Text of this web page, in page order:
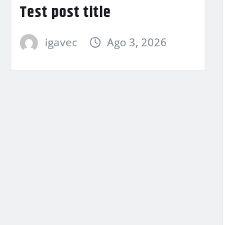
Test post title
igavec Ago 3, 2026